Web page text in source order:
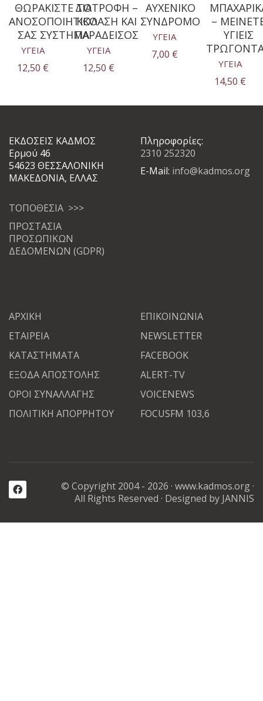
ΘΩΡΑΚΙΣΤΕ ΤΟ
ΑΝΟΣΟΠΟΙΗΤΙΚΟ
ΣΑΣ ΣΥΣΤΗΜΑ
ΥΓΕΙΑ
12,50 €
ΔΙΑΤΡΟΦΗ –
ΚΟΛΑΣΗ ΚΑΙ
ΠΑΡΑΔΕΙΣΟΣ
ΥΓΕΙΑ
12,50 €
ΑΥΧΕΝΙΚΟ
ΣΥΝΔΡΟΜΟ
ΥΓΕΙΑ
7,00 €
–
ΥΓΙΕΙΣ
ΥΓΕΙΑ
14,50 €
ΕΚΔΟΣΕΙΣ ΚΑΔΜΟΣ
Ερμού 46
54623 ΘΕΣΣΑΛΟΝΙΚΗ
ΜΑΚΕΔΟΝΙΑ, ΕΛΛΑΣ
ΤΟΠΟΘΕΣΙΑ >>>
ΠΡΟΣΤΑΣΙΑ
ΠΡΟΣΩΠΙΚΩΝ
ΔΕΔΟΜΕΝΩΝ (GDPR)
Πληροφορίες:
2310 252320
E-Mail: info@kadmos.org
ΑΡΧΙΚΗ
ΕΤΑΙΡΕΙΑ
ΚΑΤΑΣΤΗΜΑΤΑ
ΕΞΟΔΑ ΑΠΟΣΤΟΛΗΣ
ΟΡΟΙ ΣΥΝΑΛΛΑΓΗΣ
ΠΟΛΙΤΙΚΗ ΑΠΟΡΡΗΤΟΥ
ΕΠΙΚΟΙΝΩΝΙΑ
NEWSLETTER
FACEBOOK
ALERT-TV
VOICENEWS
FOCUSFM 103,6
© Copyright 2004 - 2026 · www.kadmos.org·
All Rights Reserved · Designed by JANNIS